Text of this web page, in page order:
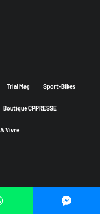
Trial Mag Sport-Bikes
Boutique CPPRESSE
Vivre
CPPRESSE